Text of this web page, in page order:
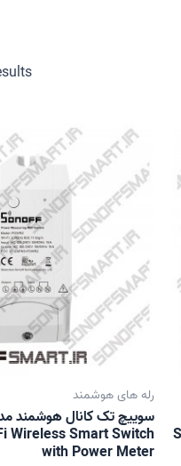
رله های هوشمند
Wireless Smart Switch
with Power Meter